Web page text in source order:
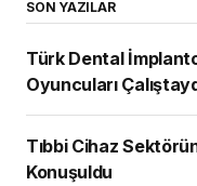
SON YAZILAR
Türk Dental
Oyuncuları
Tıbbi Cihaz
Konuşuldu